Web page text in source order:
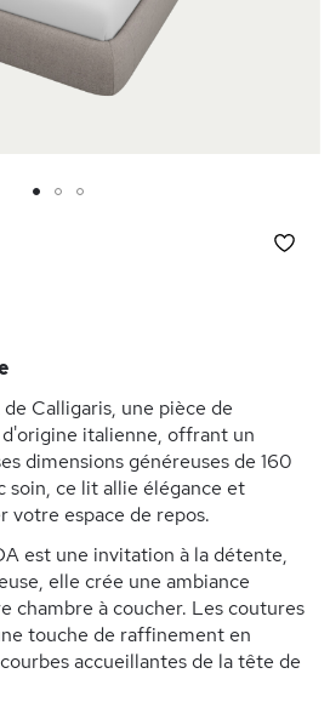
Calligaris, une pièce de
italienne, offrant un
dimensions généreuses de 160
soin, ce lit allie élégance et
votre espace de repos.
est une invitation à la détente,
elle crée une ambiance
chambre à coucher. Les coutures
touche de raffinement en
accueillantes de la tête de